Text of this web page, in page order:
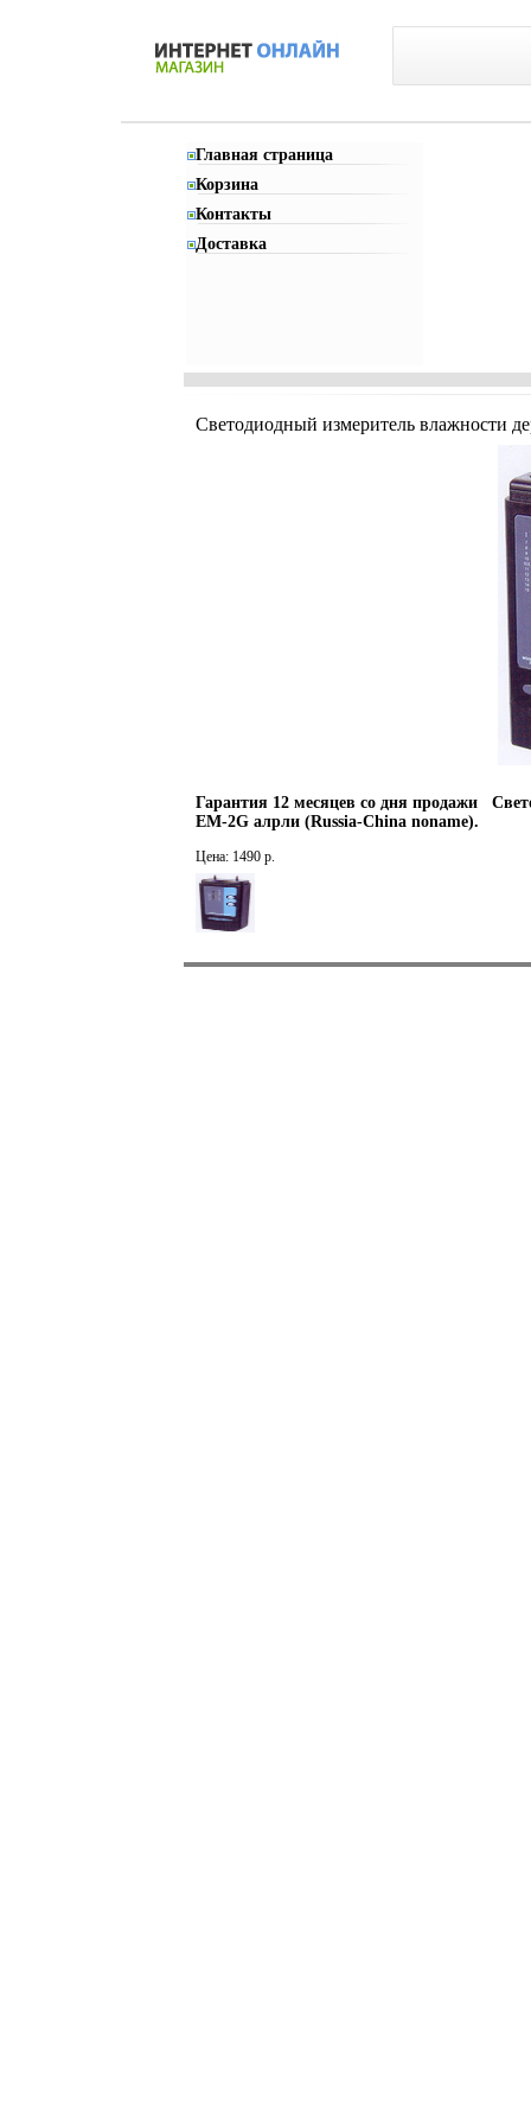
Главная страница
Корзина
Контакты
Доставка
Светодиодный измеритель влажности
Гарантия 12 месяцев со дня продажи
EM-2G алрли (Russia-China noname).
Цена: 1490 р.